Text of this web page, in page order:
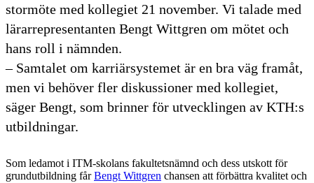
stormöte med kollegiet 21 november. Vi talade med
lärarrepresentanten Bengt Wittgren om mötet och
hans roll i nämnden.
– Samtalet om karriärsystemet är en bra väg framåt,
men vi behöver fler diskussioner med kollegiet,
säger Bengt, som brinner för utvecklingen av KTH:s
utbildningar.
Som ledamot i ITM-skolans fakultetsnämnd och dess utskott för
grundutbildning fårBengt Wittgren chansen att förbättra kvalitet och